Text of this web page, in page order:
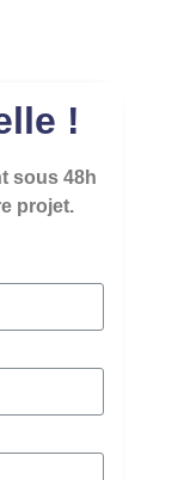
!
sous 48h
projet.